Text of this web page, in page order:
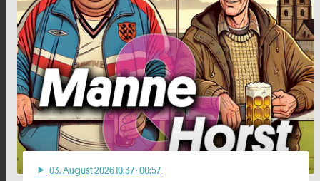
play_arrow 03. August 2026 10:37· 00:57